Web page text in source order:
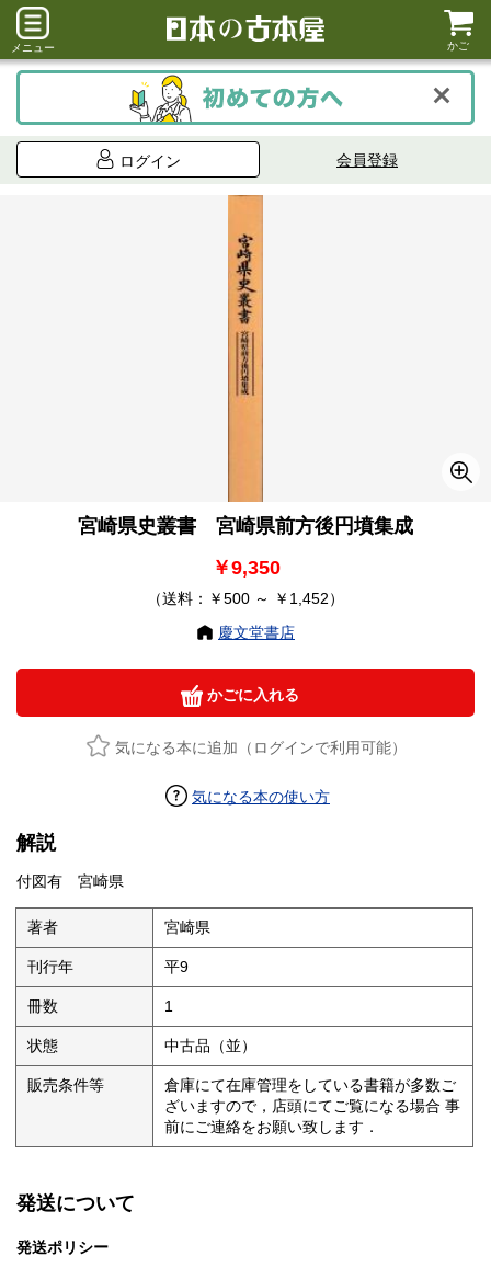
メニュー かご
ログイン 会員登録
宮崎県史叢書 宮崎県前方後円墳集成
￥9,350
（送料：￥500 ～ ￥1,452）
慶文堂書店
かごに入れる
気になる本に追加（ログインで利用可能）
気になる本の使い方
解説
付図有 宮崎県
著者 宮崎県
刊行年 平9
冊数 1
状態 中古品（並）
販売条件等
倉庫にて在庫管理をしている書籍が多数ご
ざいますので，店頭にてご覧になる場合 事
前にご連絡をお願い致します．
発送について
発送ポリシー